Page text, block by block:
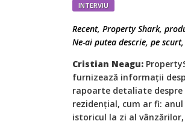
INTERVIU
Recent, Property Shark,
Ne-ai putea descrie, pe
Cristian Neagu:
furnizează informații
rapoarte detaliate
rezidențial, cum ar fi:
istoricul la zi al